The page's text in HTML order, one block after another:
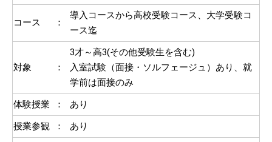
コース ：
導入コースから高校受験コース、大学受験コ
ース迄
対象 ：
3才～高3(その他受験生を含む)
入室試験（面接・ソルフェージュ）あり、就
学前は面接のみ
体験授業
：
あり
授業参観
：
あり